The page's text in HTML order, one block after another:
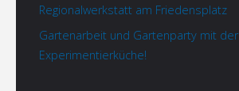
Regionalwerkstatt am Friedensplatz
Gartenarbeit und Gartenparty mit der
Experimentierküche!